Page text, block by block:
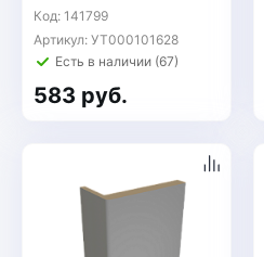
Код: 141799
Артикул: УТ000101628
Есть в наличии (67)
583 руб.